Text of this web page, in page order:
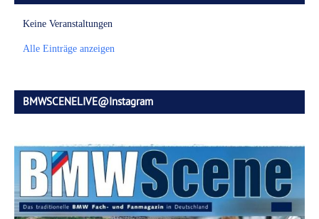
Keine Veranstaltungen
Alle Einträge anzeigen
BMWSCENELIVE@Instagram